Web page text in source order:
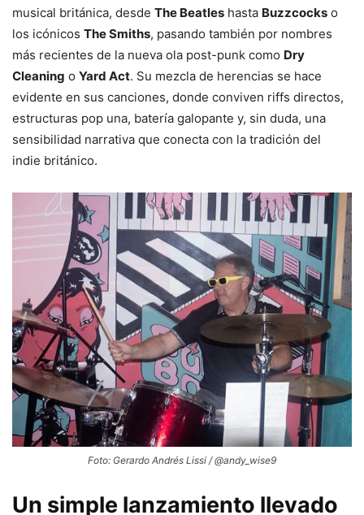
musical británica, desde The Beatles hasta Buzzcocks o
los icónicos The Smiths, pasando también por nombres
más recientes de la nueva ola post-punk como Dry
Cleaning o Yard Act. Su mezcla de herencias se hace
evidente en sus canciones, donde conviven riffs directos,
estructuras pop una, batería galopante y, sin duda, una
sensibilidad narrativa que conecta con la tradición del
indie británico.
Foto: Gerardo Andrés Lissi / @andy_wise9
Un simple lanzamiento llevado